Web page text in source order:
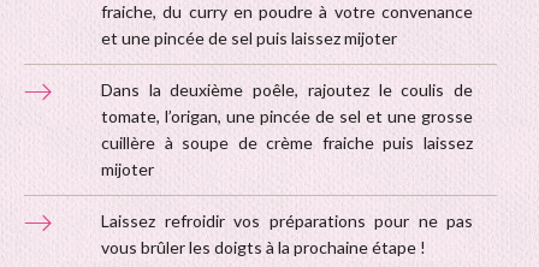
fraiche, du curry en poudre à votre convenance
et une pincée de sel puis laissez mijoter
Dans la deuxième poêle, rajoutez le coulis de
tomate, l’origan, une pincée de sel et une grosse
cuillère à soupe de crème fraiche puis laissez
mijoter
Laissez refroidir vos préparations pour ne pas
vous brûler les doigts à la prochaine étape !